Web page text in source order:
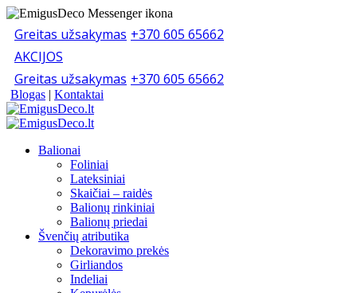
Greitas užsakymas +370 605 65662
AKCIJOS
Greitas užsakymas +370 605 65662
Blogas | Kontaktai
Balionai
Foliniai
Lateksiniai
Skaičiai – raidės
Balionų rinkiniai
Balionų priedai
Švenčių atributika
Dekoravimo prekės
Girliandos
Indeliai